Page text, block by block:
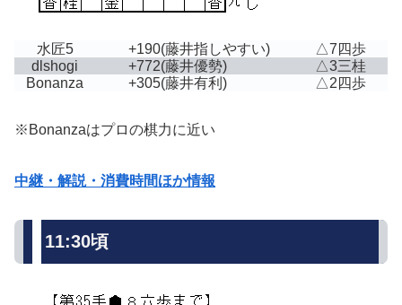
水匠5 +190(藤井指しやすい)
△7四歩
dlshogi
+772(藤井優勢)
△3三桂
Bonanza
+305(藤井有利) △2四歩
※Bonanzaはプロの棋力に近い
中継・解説・消費時間ほか情報
11:30頃